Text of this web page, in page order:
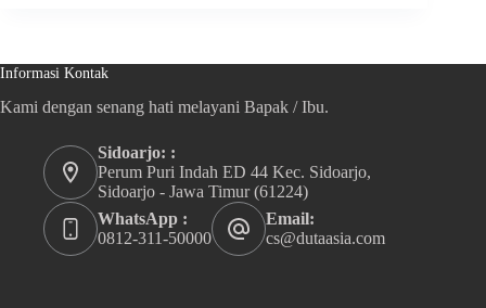
Informasi Kontak
Kami dengan senang hati melayani Bapak / Ibu.
Sidoarjo: :
Perum Puri Indah ED 44 Kec. Sidoarjo,
Sidoarjo - Jawa Timur (61224)
WhatsApp :
0812-311-50000
Email:
cs@dutaasia.com